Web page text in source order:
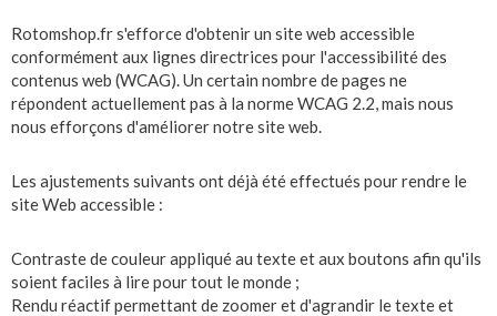
Rotomshop.fr s'efforce d'obtenir un site web accessible
conformément aux lignes directrices pour l'accessibilité des
contenus web (WCAG). Un certain nombre de pages ne
répondent actuellement pas à la norme WCAG 2.2, mais nous
nous efforçons d'améliorer notre site web.
Les ajustements suivants ont déjà été effectués pour rendre le
site Web accessible :
Contraste de couleur appliqué au texte et aux boutons afin qu'ils
soient faciles à lire pour tout le monde ;
Rendu réactif permettant de zoomer et d'agrandir le texte et